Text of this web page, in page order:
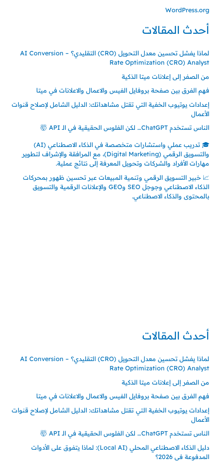
WordPress.org
أحدث المقالات
لماذا يفشل تحسين معدل التحويل (CRO) التقليدي؟ – AI Conversion
Rate Optimization (CRO) Analyst
من الصفر إلى إعلانات ميتا الذكية
فهم الفرق بين صفحة بروفايل الفيس والاعمال والاعلانات في ميتا
إعدادات يوتيوب الخفية التي تقتل مشاهداتك: الدليل الشامل لإصلاح قنوات
الأعمال
الناس تستخدم ChatGPT… لكن الفلوس الحقيقية في الـ API 🤯
🎓 تدريب عملي واستشارات متخصصة في الذكاء الاصطناعي (AI)
والتسويق الرقمي (Digital Marketing)، مع المرافقة والإشراف لتطوير
مهارات الأفراد والشركات وتحويل المعرفة إلى نتائج عملية.
📈 خبير التسويق الرقمي وتنمية المبيعات عبر تحسين ظهور بمحركات
الذكاء الاصطناعي وجوجل SEO وGEO والإعلانات الرقمية والتسويق
بالمحتوى والذكاء الاصطناعي.
أحدث المقالات
لماذا يفشل تحسين معدل التحويل (CRO) التقليدي؟ – AI Conversion
Rate Optimization (CRO) Analyst
من الصفر إلى إعلانات ميتا الذكية
فهم الفرق بين صفحة بروفايل الفيس والاعمال والاعلانات في ميتا
إعدادات يوتيوب الخفية التي تقتل مشاهداتك: الدليل الشامل لإصلاح قنوات
الأعمال
الناس تستخدم ChatGPT… لكن الفلوس الحقيقية في الـ API 🤯
دليل الذكاء الاصطناعي المحلي (Local AI): لماذا يتفوق على الأدوات
المدفوعة في 2026؟